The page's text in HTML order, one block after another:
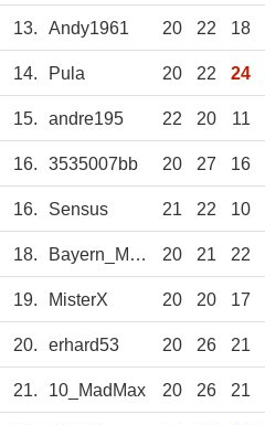
13. Andy1961 20 22 18
14. Pula 20 22 24
15. andre195 22 20 11
16. 3535007bb 20 27 16
16. Sensus 21 22 10
18. Bayern_München 20 21 22
19. MisterX 20 20 17
20. erhard53 20 26 21
21. 10_MadMax 20 26 21